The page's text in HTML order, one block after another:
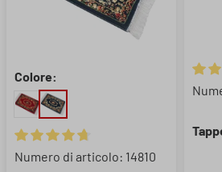
Colore:
Valutazione media di 4.87 su 5 stelle
Numero di articolo: 14810